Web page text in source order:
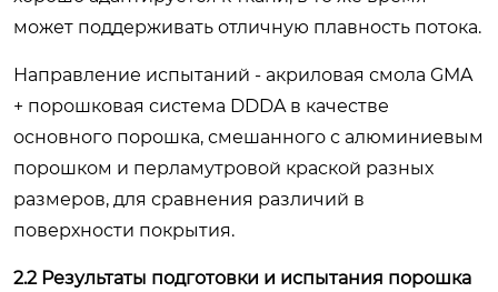
может поддерживать отличную плавность потока.
Направление испытаний - акриловая смола GMA
+ порошковая система DDDA в качестве
основного порошка, смешанного с алюминиевым
порошком и перламутровой краской разных
размеров, для сравнения различий в
поверхности покрытия.
2.2 Результаты подготовки и испытания порошка